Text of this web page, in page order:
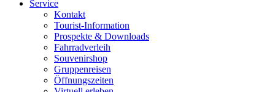
Service
Kontakt
Tourist-Information
Prospekte & Downloads
Fahrradverleih
Souvenirshop
Gruppenreisen
Öffnungszeiten